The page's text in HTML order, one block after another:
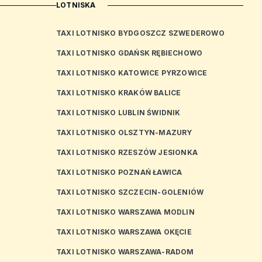
LOTNISKA
TAXI LOTNISKO BYDGOSZCZ SZWEDEROWO
TAXI LOTNISKO GDAŃSK RĘBIECHOWO
TAXI LOTNISKO KATOWICE PYRZOWICE
TAXI LOTNISKO KRAKÓW BALICE
TAXI LOTNISKO LUBLIN ŚWIDNIK
TAXI LOTNISKO OLSZTYN-MAZURY
TAXI LOTNISKO RZESZÓW JESIONKA
TAXI LOTNISKO POZNAŃ ŁAWICA
TAXI LOTNISKO SZCZECIN-GOLENIÓW
TAXI LOTNISKO WARSZAWA MODLIN
TAXI LOTNISKO WARSZAWA OKĘCIE
TAXI LOTNISKO WARSZAWA-RADOM